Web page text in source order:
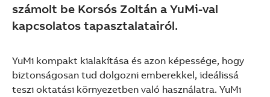
számolt be Korsós Zoltán a YuMi-val
kapcsolatos tapasztalatairól.
YuMi kompakt kialakítása és azon képessége, hogy
biztonságosan tud dolgozni emberekkel, ideálissá
teszi oktatási környezetben való használatra. YuMi